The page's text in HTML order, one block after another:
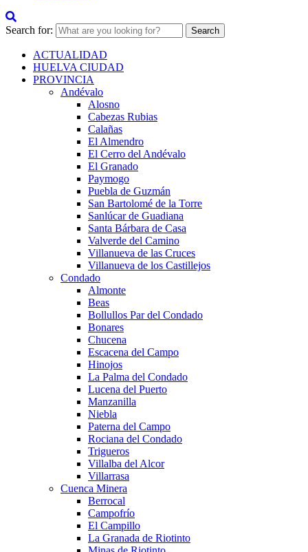
Search for:
ACTUALIDAD
HUELVA CIUDAD
PROVINCIA
Andévalo
Alosno
Cabezas Rubias
Calañas
El Almendro
El Cerro del Andévalo
El Granado
Paymogo
Puebla de Guzmán
San Bartolomé de la Torre
Sanlúcar de Guadiana
Santa Bárbara de Casa
Valverde del Camino
Villanueva de las Cruces
Villanueva de los Castillejos
Condado
Almonte
Beas
Bollullos Par del Condado
Bonares
Chucena
Escacena del Campo
Hinojos
La Palma del Condado
Lucena del Puerto
Manzanilla
Niebla
Paterna del Campo
Rociana del Condado
Trigueros
Villalba del Alcor
Villarrasa
Cuenca Minera
Berrocal
Campofrío
El Campillo
La Granada de Riotinto